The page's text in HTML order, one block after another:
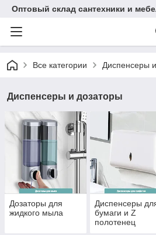
Оптовый склад сантехники и
Все категории Диспенсеры
Диспенсеры и дозаторы
Дозаторы для
жидкого мыла
Диспенсеры
бумаги и Z
полотенец